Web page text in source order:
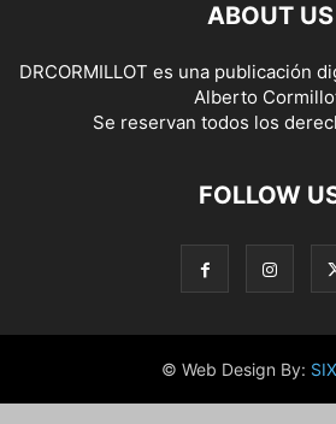
ABOUT US
DRCORMILLOT es una publicación
Alberto
Se reservan todos los
FOLLOW
© Web Design By: